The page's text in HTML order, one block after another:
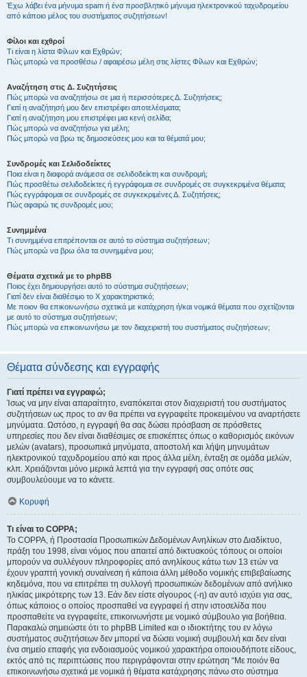
Έχω λάβει ένα μήνυμα spam ή ένα προσβλητικό μήνυμα ηλεκτρονικού ταχυδρομείου
από κάποιο μέλος του συστήματος συζητήσεων!
Φίλοι και εχθροί
Τι είναι η λίστα Φίλων και Εχθρών;
Πώς μπορώ να προσθέσω / αφαιρέσω μέλη στις λίστες Φίλων και Εχθρών;
Αναζήτηση στις Δ. Συζητήσεις
Πώς μπορώ να αναζητήσω σε μια ή περισσότερες Δ. Συζητήσεις;
Γιατί η αναζήτησή μου δεν επιστρέφει αποτελέσματα;
Γιατί η αναζήτηση μου επιστρέφει μια κενή σελίδα;
Πώς μπορώ να αναζητήσω για μέλη;
Πώς μπορώ να βρω τις δημοσιεύσεις μου και τα θέματά μου;
Συνδρομές και Σελιδοδείκτες
Ποια είναι η διαφορά ανάμεσα σε σελιδοδείκτη και συνδρομή;
Πώς προσθέτω σελιδοδείκτες ή εγγράφομαι σε συνδρομές σε συγκεκριμένα θέματα;
Πώς εγγράφομαι σε συνδρομές σε συγκεκριμένες Δ. Συζητήσεις;
Πώς αφαιρώ τις συνδρομές μου;
Συνημμένα
Τι συνημμένα επιτρέπονται σε αυτό το σύστημα συζητήσεων;
Πώς μπορώ να βρω όλα τα συνημμένα μου;
Θέματα σχετικά με το phpBB
Ποιος έχει δημιουργήσει αυτό το σύστημα συζητήσεων;
Γιατί δεν είναι διαθέσιμο το Χ χαρακτηριστικό;
Με ποιον θα επικοινωνήσω σχετικά με κατάχρηση ή/και νομικά θέματα που σχετίζονται
με αυτό το σύστημα συζητήσεων;
Πώς μπορώ να επικοινωνήσω με τον διαχειριστή του συστήματος συζητήσεων;
Θέματα σύνδεσης και εγγραφής
Γιατί πρέπει να εγγραφώ;
Ίσως να μην είναι απαραίτητο, εναπόκειται στον διαχειριστή του συστήματος
συζητήσεων ως προς το αν θα πρέπει να εγγραφείτε προκειμένου να αναρτήσετε
μηνύματα. Ωστόσο, η εγγραφή θα σας δώσει πρόσβαση σε πρόσθετες
υπηρεσίες που δεν είναι διαθέσιμες σε επισκέπτες όπως ο καθορισμός εικόνων
μελών (avatars), προσωπικά μηνύματα, αποστολή και λήψη μηνυμάτων
ηλεκτρονικού ταχυδρομείου από και προς άλλα μέλη, ένταξη σε ομάδα μελών,
κλπ. Χρειάζονται μόνο μερικά λεπτά για την εγγραφή σας οπότε σας
συμβουλεύουμε να το κάνετε.
Κορυφή
Τι είναι το COPPA;
Το COPPA, ή Προστασία Προσωπικών Δεδομένων Ανηλίκων στο Διαδίκτυο,
πράξη του 1998, είναι νόμος που απαιτεί από δικτυακούς τόπους οι οποίοι
μπορούν να συλλέγουν πληροφορίες από ανηλίκους κάτω των 13 ετών να
έχουν γραπτή γονική συναίνεση ή κάποια άλλη μέθοδο νομικής επιβεβαίωσης
κηδεμόνα, που να επιτρέπει τη συλλογή προσωπικών δεδομένων από ανήλικο
ηλικίας μικρότερης των 13. Εάν δεν είστε σίγουρος (-η) αν αυτό ισχύει για σας,
όπως κάποιος ο οποίος προσπαθεί να εγγραφεί ή στην ιστοσελίδα που
προσπαθείτε να εγγραφείτε, επικοινωνήστε με νομικό σύμβουλο για βοήθεια.
Παρακαλώ σημειώστε ότι το phpBB Limited και ο ιδιοκτήτης του εν λόγω
συστήματος συζητήσεων δεν μπορεί να δώσει νομική συμβουλή και δεν είναι
ένα σημείο επαφής για ενδοιασμούς νομικού χαρακτήρα οποιουδήποτε είδους,
εκτός από τις περιπτώσεις που περιγράφονται στην ερώτηση “Με ποιόν θα
επικοινωνήσω σχετικά με νομικά ή θέματα κατάχρησης πάνω στο σύστημα